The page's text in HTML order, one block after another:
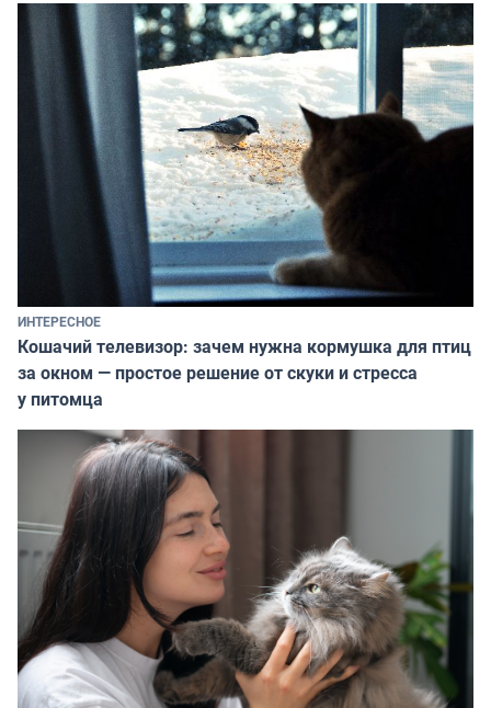
ИНТЕРЕСНОЕ
Кошачий телевизор: зачем нужна кормушка для птиц
за окном — простое решение от скуки и стресса
у питомца